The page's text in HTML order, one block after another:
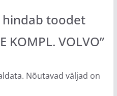
hindab toodet
KOMPL. VOLVO”
Nõutavad väljad on